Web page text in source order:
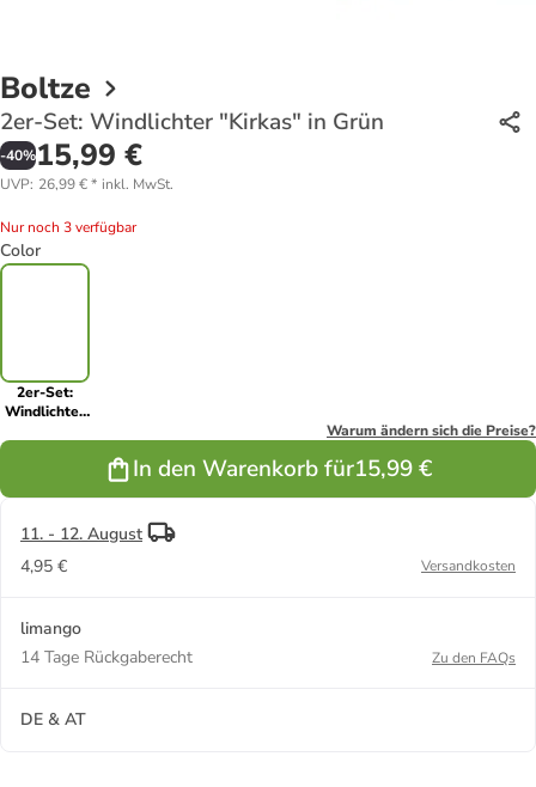
Boltze
2er-Set: Windlichter "Kirkas" in Grün
-40%15,99 €
UVP: 26,99 €* inkl. MwSt.
Nur noch 3 verfügbar
Color
2er-Set:
Windlichter
Warum ändern sich die Preise?
In den Warenkorb für15,99 €
11. - 12. August
4,95 €
Versandkosten
limango
14 Tage Rückgaberecht
Zu den FAQs
DE & AT